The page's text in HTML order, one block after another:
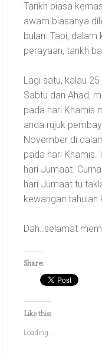
Tarikh biasa
awam biasanya
bulan. Tapi,
perayaan, tarikh
Lagi satu, kalau
Sabtu dan Ahad,
pada hari Khamis
anda rujuk
November di
pada hari Khamis.
hari Jumaat.
hari Jumaat tu
kewangan tahulah
Dah..selamat
Share:
Like this:
Loading...